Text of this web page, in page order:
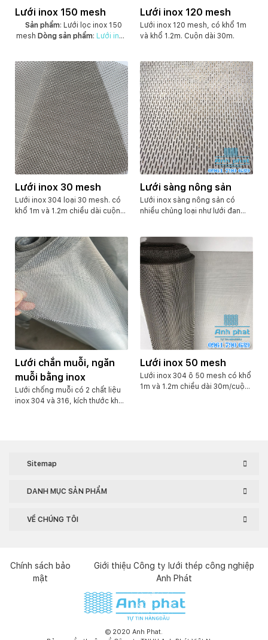
Lưới inox 150 mesh
Sản phẩm: Lưới lọc inox 150
mesh Dòng sản phẩm: Lưới inox
CuộnKích cỡ ô lưới: 0,105 mm
Khối lượng: Có nhiều loại khác
nhau tùy thuộc vào kích thước (
7kg; 9kg; 11kg )Kết cấu: Dệt
thành tấm lướiĐóng thành bao
bì nylon rất gọn và đẹp.
Lưới inox 120 mesh
Lưới inox 120 mesh, có khổ 1m
và khổ 1.2m. Cuộn dài 30m.
Lưới inox 30 mesh
Lưới inox 304 loại 30 mesh. có
khổ 1m và 1.2m chiều dài cuộn
Lưới sàng nông sản
Lưới inox sàng nông sản có
nhiều chủng loại như lưới đan
vào nhu cầu của mỗi khách hàng
mà có hướng sản xuất lưới khác
nhau. Ví dụ như lưới dập lỗ tròn
để sàng hạt, lưới khe rãnh để
sàng sấy, lưới inox đan lỗ lớn để
sàng trái cây.v.v.v.
Lưới chắn muỗi, ngăn
muỗi bằng inox
Lưới chống muỗi có 2 chất liệu
inox 304 và 316, kích thước khổ
Lưới inox 50 mesh
Lưới inox 304 ô 50 mesh có khổ
1m và 1.2m chiều dài 30m/cuộn.
Sitemap
DANH MỤC SẢN PHẨM
VỀ CHÚNG TÔI
Chính sách bảo
mật
Giới thiệu Công ty lưới thép công nghiệp
Anh Phát
© 2020 Anh Phat.